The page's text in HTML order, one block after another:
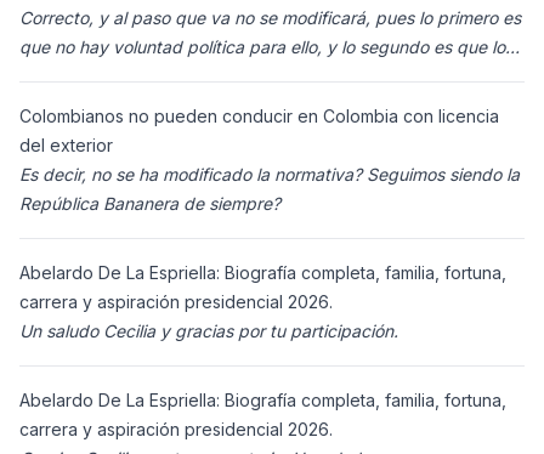
Correcto, y al paso que va no se modificará, pues lo primero es
que no hay voluntad política para ello, y lo segundo es que los
Colombianos no pueden conducir en Colombia con licencia
del exterior
Es decir, no se ha modificado la normativa? Seguimos siendo la
República Bananera de siempre?
Abelardo De La Espriella: Biografía completa, familia, fortuna,
carrera y aspiración presidencial 2026.
Un saludo Cecilia y gracias por tu participación.
Abelardo De La Espriella: Biografía completa, familia, fortuna,
carrera y aspiración presidencial 2026.